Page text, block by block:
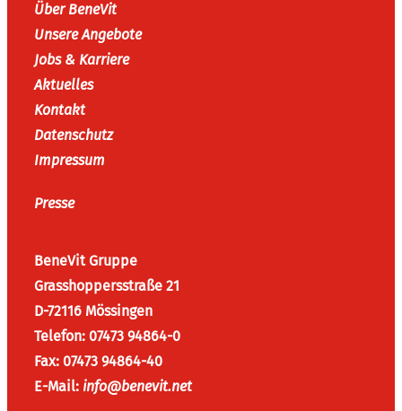
Über BeneVit
Unsere Angebote
Jobs & Karriere
Aktuelles
Kontakt
Datenschutz
Impressum
Presse
BeneVit Gruppe
Grasshoppersstraße 21
D-72116 Mössingen
Telefon: 07473 94864-0
Fax: 07473 94864-40
E-Mail: info@benevit.net